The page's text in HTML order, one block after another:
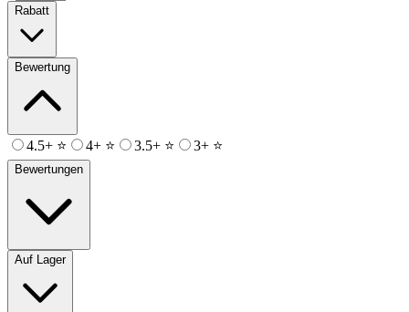
Rabatt
Bewertung
4.5+ ⭐ 4+ ⭐ 3.5+ ⭐ 3+ ⭐
Bewertungen
Auf Lager